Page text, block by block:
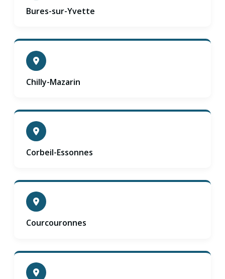
Bures-sur-Yvette
Chilly-Mazarin
Corbeil-Essonnes
Courcouronnes